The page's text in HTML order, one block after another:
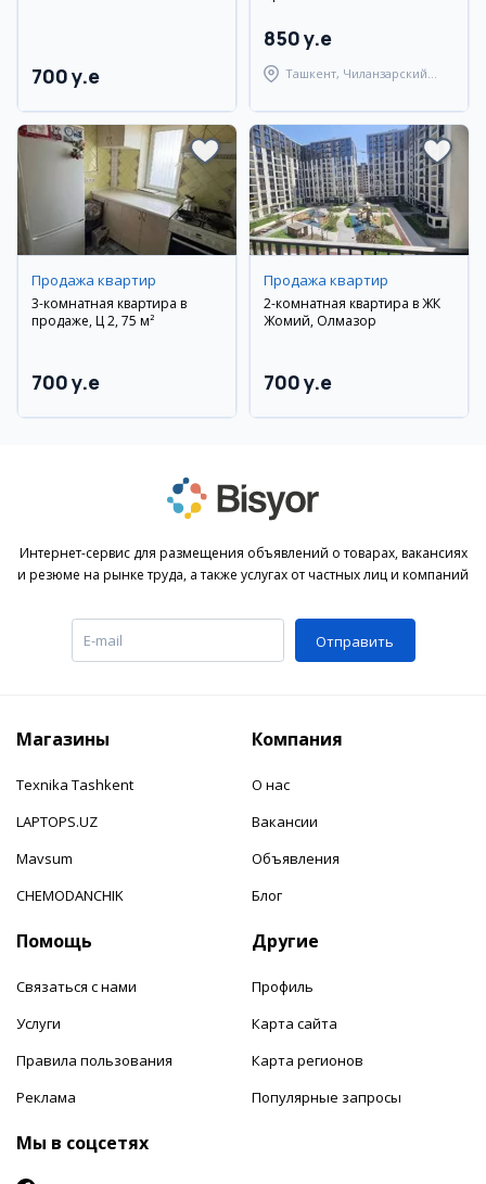
700 y.e
850 y.e
Ташкент, Чиланзарский
Продажа квартир
3-комнатная квартира в
продаже, Ц 2, 75 м²
700 y.e
Продажа квартир
2-комнатная квартира в ЖК
Жомий, Олмазор
700 y.e
Интернет-сервис для размещения объявлений о товарах, вакансиях
и резюме на рынке труда, а также услугах от частных лиц и компаний
Отправить
Магазины
Texnika Tashkent
LAPTOPS.UZ
Mavsum
CHEMODANCHIK
Компания
О нас
Вакансии
Объявления
Блог
Помощь
Связаться с нами
Услуги
Правила пользования
Реклама
Другие
Профиль
Карта сайта
Карта регионов
Популярные запросы
Мы в соцсетях